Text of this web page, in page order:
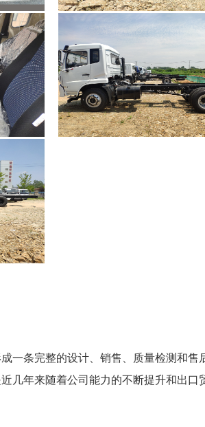
一条完整的设计、销售、质量检测和售
几年来随着公司能力的不断提升和出口